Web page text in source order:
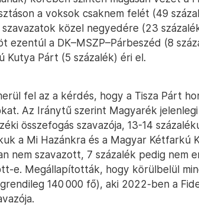
a voksok csaknem felét (49
szavazatok közel negyedére (23
ezentúl a DK–MSZP–Párbeszéd (8
Kutya Párt (5 százalék) éri el.
fel az a kérdés, hogy a Tisza Párt
Az Iránytű szerint Magyarék
összefogás szavazója, 13-14
a Mi Hazánkra és a Magyar Kétfarkú
nem szavazott, 7 százalék pedig nem
e. Megállapították, hogy körülbelül
140 000 fő), aki 2022-ben a